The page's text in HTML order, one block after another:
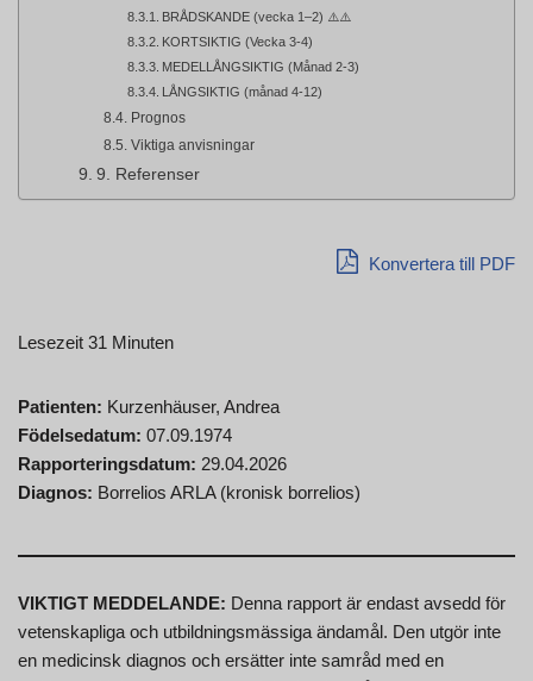
BRÅDSKANDE (vecka 1–2) ⚠️⚠️
KORTSIKTIG (Vecka 3-4)
MEDELLÅNGSIKTIG (Månad 2-3)
LÅNGSIKTIG (månad 4-12)
Prognos
Viktiga anvisningar
9. Referenser
Konvertera till PDF
Lesezeit 31 Minuten
Patienten: Kurzenhäuser, Andrea
Födelsedatum: 07.09.1974
Rapporteringsdatum: 29.04.2026
Diagnos: Borrelios ARLA (kronisk borrelios)
VIKTIGT MEDDELANDE: Denna rapport är endast avsedd för
vetenskapliga och utbildningsmässiga ändamål. Den utgör inte
en medicinsk diagnos och ersätter inte samråd med en